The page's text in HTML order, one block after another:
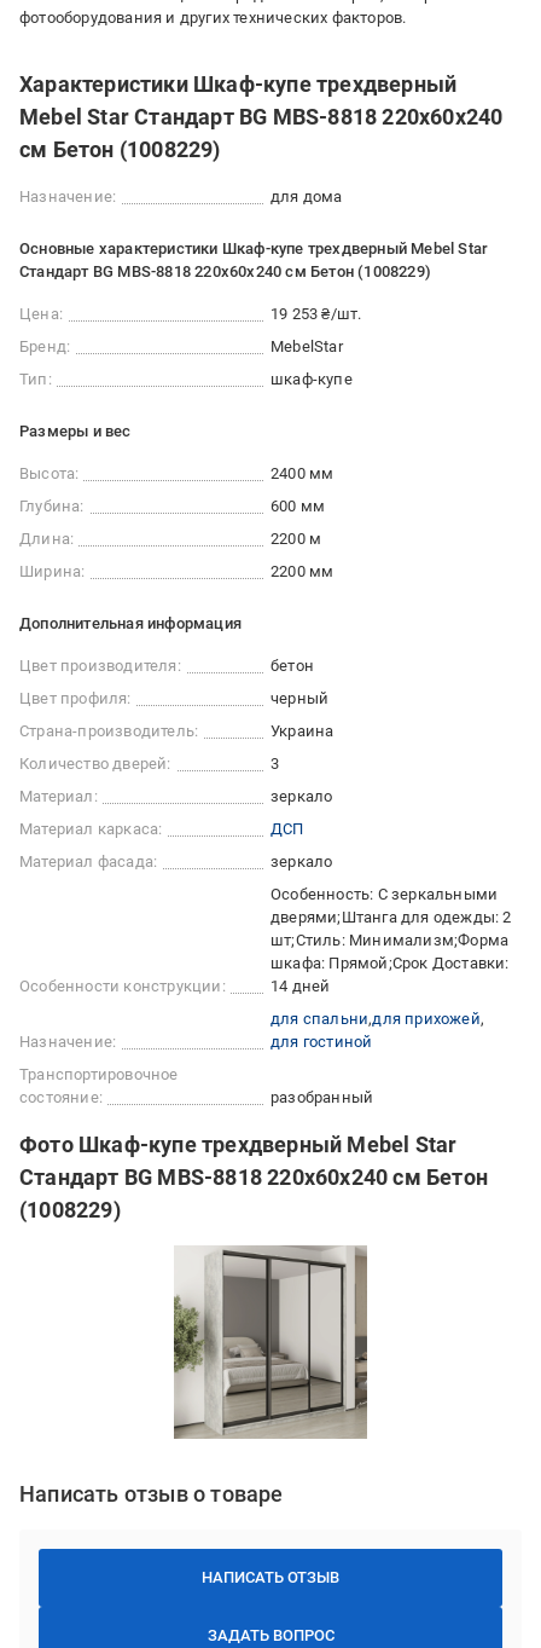
фотооборудования и других технических факторов.
Характеристики Шкаф-купе трехдверный
Mebel Star Стандарт BG MBS-8818 220х60х240
см Бетон (1008229)
Назначение: для дома
Основные характеристики Шкаф-купе трехдверный Mebel Star
Стандарт BG MBS-8818 220х60х240 см Бетон (1008229)
Цена:
19 253 ₴/шт.
Бренд:
MebelStar
Тип:
шкаф-купе
Размеры и вес
Высота:
2400 мм
Глубина:
600 мм
Длина:
2200 м
Ширина:
2200 мм
Дополнительная информация
Цвет производителя:
бетон
Цвет профиля:
черный
Страна-производитель:
Украина
Количество дверей:
3
Материал:
зеркало
Материал каркаса:
ДСП
Материал фасада:
зеркало
Особенности конструкции:
Особенность: С зеркальными
дверями;Штанга для одежды: 2
шт;Стиль: Минимализм;Форма
шкафа: Прямой;Срок Доставки:
14 дней
Назначение:
для спальни для прихожей
для гостиной
Транспортировочное
состояние:
разобранный
Фото Шкаф-купе трехдверный Mebel Star
Стандарт BG MBS-8818 220х60х240 см Бетон
(1008229)
Написать отзыв о товаре
НАПИСАТЬ ОТЗЫВ
ЗАДАТЬ ВОПРОС